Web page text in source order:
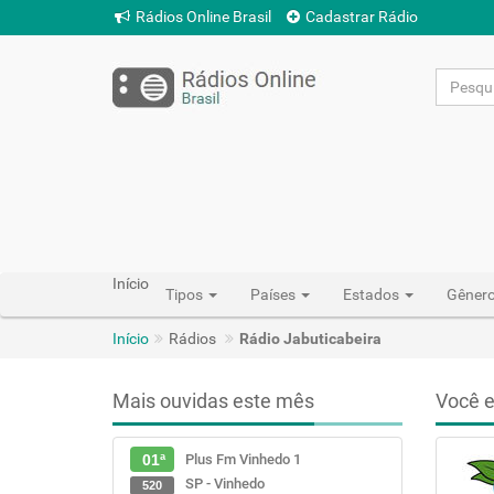
Rádios Online Brasil Cadastrar Rádio
Início
Tipos Países Estados
Início Rádios Rádio Jabuticabeira
Mais ouvidas este mês
01ª
Plus Fm Vinhedo 1
SP - Vinhedo
520
Você